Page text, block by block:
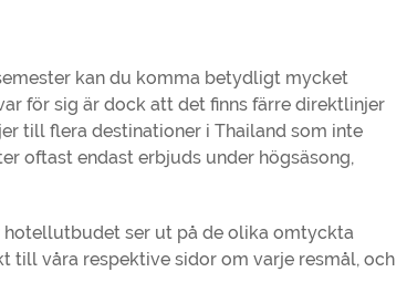
kan du komma betydligt mycket
för sig är dock att det finns färre direktlinjer
till flera destinationer i Thailand som inte
oftast endast erbjuds under högsäsong,
hotellutbudet ser ut på de olika omtyckta
till våra respektive sidor om varje resmål, och